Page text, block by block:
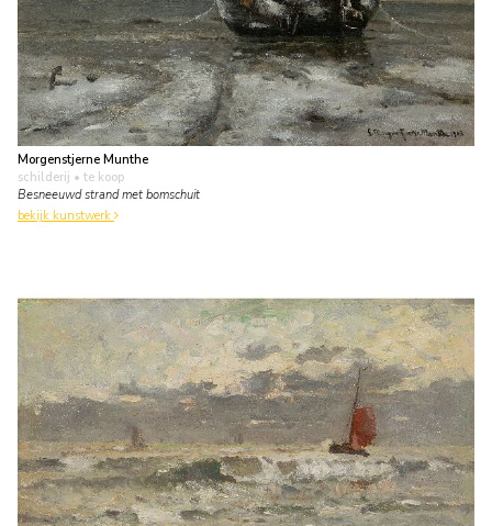
Morgenstjerne Munthe
schilderij • te koop
Besneeuwd strand met bomschuit
bekijk kunstwerk